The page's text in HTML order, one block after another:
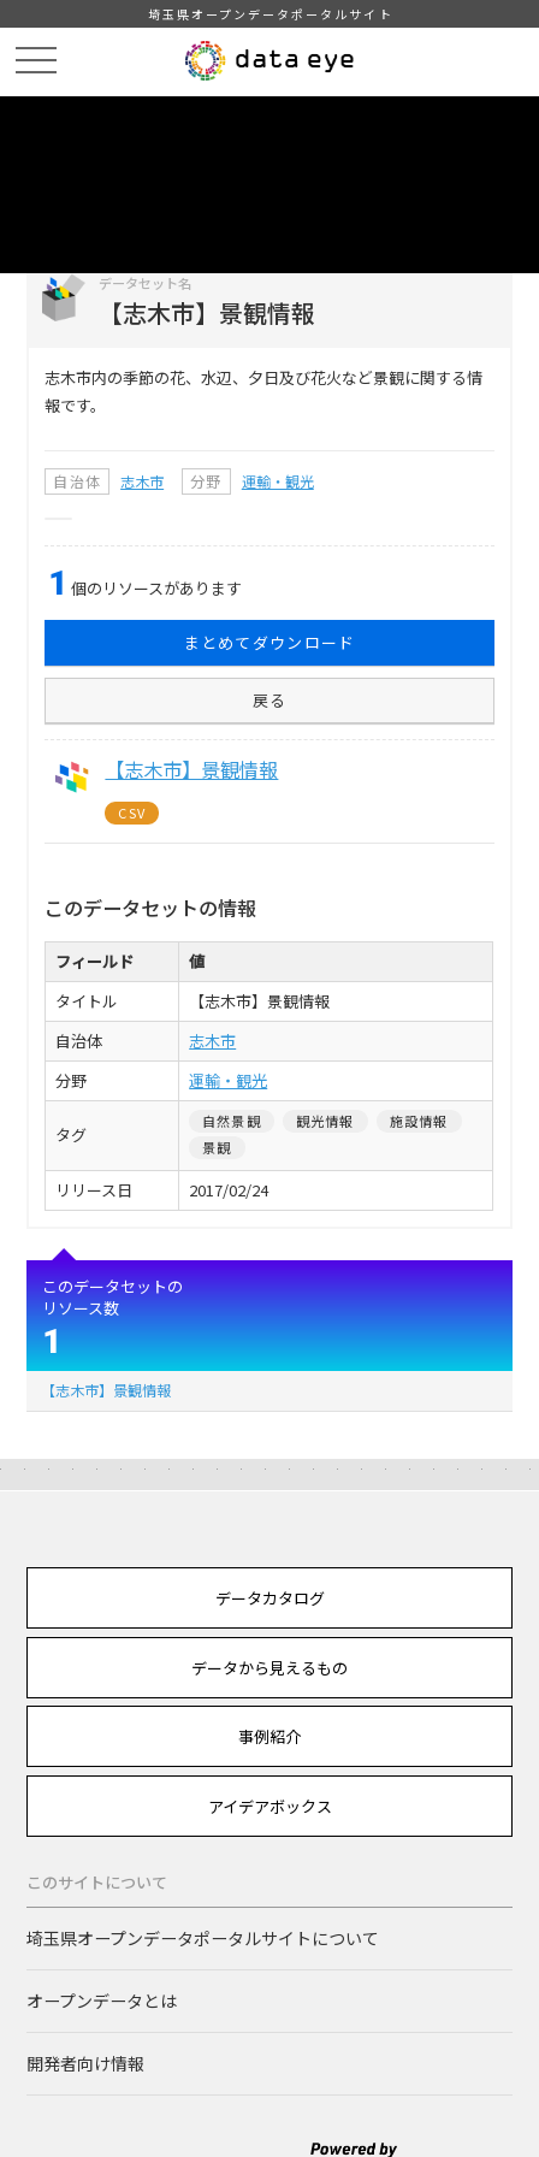
埼玉県オープンデータポータルサイト
データセット名
【志木市】景観情報
志木市内の季節の花、水辺、夕日及び花火など景観に関する情
報です。
自治体 志木市 分野 運輸・観光
1 個のリソースがあります
まとめてダウンロード
戻る
【志木市】景観情報
CSV
このデータセットの情報
フィールド
値
タイトル
【志木市】景観情報
自治体
志木市
分野
運輸・観光
タグ
自然景観 観光情報
施設情報
景観
リリース日 2017/02/24
このデータセットの
リソース数
1
【志木市】景観情報
データカタログ
データから見えるもの
事例紹介
アイデアボックス
このサイトについて
埼玉県オープンデータポータルサイトについて
オープンデータとは
開発者向け情報